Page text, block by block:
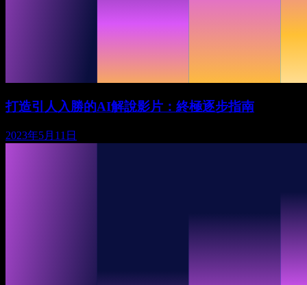
打造引人入勝的AI解說影片：終極逐步指南
2023年5月11日